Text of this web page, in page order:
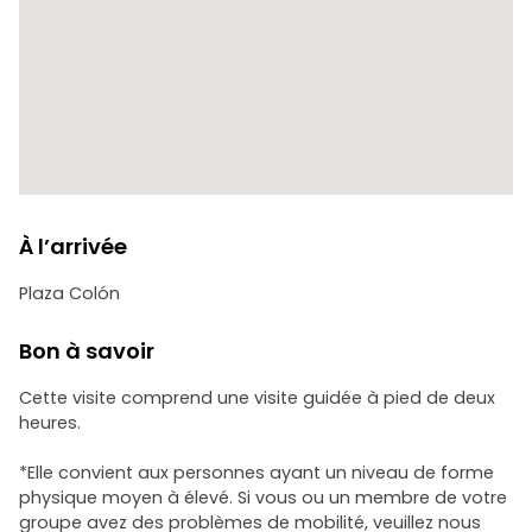
À l’arrivée
Plaza Colón
Bon à savoir
Cette visite comprend une visite guidée à pied de deux
heures.
*Elle convient aux personnes ayant un niveau de forme
physique moyen à élevé. Si vous ou un membre de votre
groupe avez des problèmes de mobilité, veuillez nous